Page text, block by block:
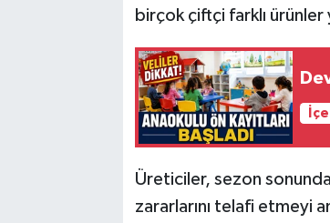
birçok çiftçi farklı
Üreticiler, sezon
zararlarını telafi etmeyi